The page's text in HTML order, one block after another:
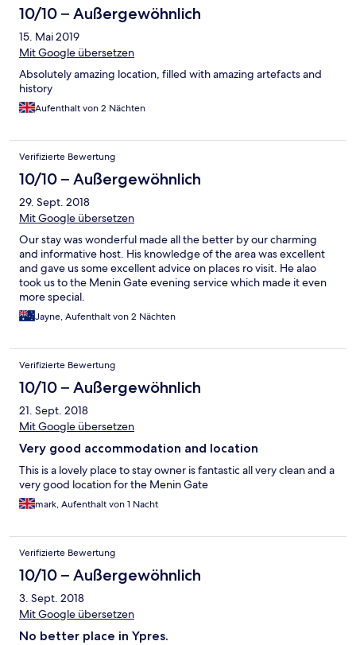
10/10 – Außergewöhnlich
15. Mai 2019
Mit Google übersetzen
Absolutely amazing location, filled with amazing artefacts and
history
Aufenthalt von 2 Nächten
Verifizierte Bewertung
10/10 – Außergewöhnlich
29. Sept. 2018
Mit Google übersetzen
Our stay was wonderful made all the better by our charming
and informative host. His knowledge of the area was excellent
and gave us some excellent advice on places ro visit. He alao
took us to the Menin Gate evening service which made it even
more special.
Jayne, Aufenthalt von 2 Nächten
Verifizierte Bewertung
10/10 – Außergewöhnlich
21. Sept. 2018
Mit Google übersetzen
Very good accommodation and location
This is a lovely place to stay owner is fantastic all very clean and a
very good location for the Menin Gate
mark, Aufenthalt von 1 Nacht
Verifizierte Bewertung
10/10 – Außergewöhnlich
3. Sept. 2018
Mit Google übersetzen
No better place in Ypres.